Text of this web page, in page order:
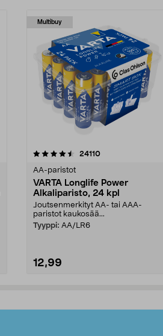
Multibuy
24110arvostelut
AA-paristot
VARTA Longlife Power
Alkaliparisto, 24 kpl
Joutsenmerkityt AA- tai AAA-
paristot kaukosää...
Tyyppi: AA/LR6
12,99
4.5viidestä